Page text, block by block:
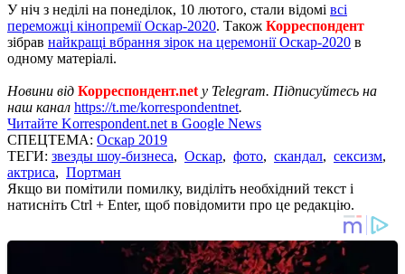
У ніч з неділі на понеділок, 10 лютого, стали відомі всі
переможці кінопремії Оскар-2020. Також Корреспондент
зібрав найкращі вбрання зірок на церемонії Оскар-2020 в
одному матеріалі.
Новини від Корреспондент.net у Telegram. Підписуйтесь на
наш канал https://t.me/korrespondentnet.
Читайте Korrespondent.net в Google News
СПЕЦТЕМА: Оскар 2019
ТЕГИ: звезды шоу-бизнеса, Оскар, фото, скандал, сексизм,
актриса, Портман
Якщо ви помітили помилку, виділіть необхідний текст і
натисніть Ctrl + Enter, щоб повідомити про це редакцію.